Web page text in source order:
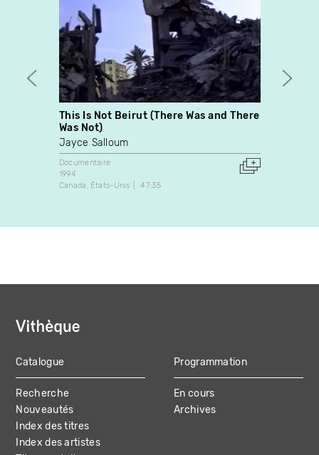
This Is Not Beirut (There Was and There
Was Not)
Jayce Salloum
Documentaire
1994
Canada
États-Unis 47:35
MAIN
NAVIGATION
Catalogue
Recherche
Nouveautés
Index des titres
Index des artistes
Programmation
En cours
Archives